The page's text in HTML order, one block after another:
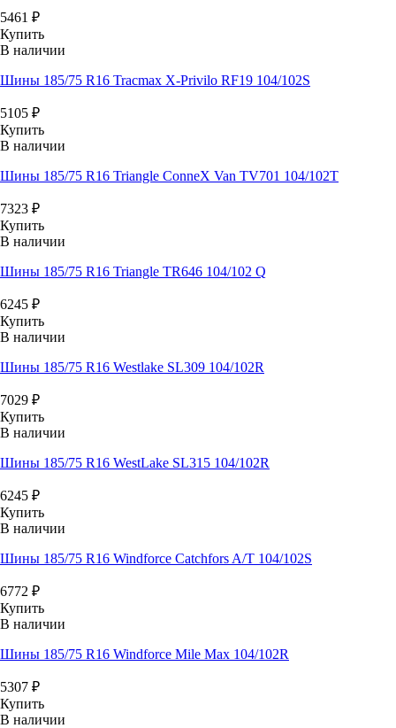
5461 ₽
Купить
В наличии
Шины 185/75 R16 Tracmax X-Privilo RF19 104/102S
5105 ₽
Купить
В наличии
Шины 185/75 R16 Triangle ConneX Van TV701 104/102T
7323 ₽
Купить
В наличии
Шины 185/75 R16 Triangle TR646 104/102 Q
6245 ₽
Купить
В наличии
Шины 185/75 R16 Westlake SL309 104/102R
7029 ₽
Купить
В наличии
Шины 185/75 R16 WestLake SL315 104/102R
6245 ₽
Купить
В наличии
Шины 185/75 R16 Windforce Catchfors A/T 104/102S
6772 ₽
Купить
В наличии
Шины 185/75 R16 Windforce Mile Max 104/102R
5307 ₽
Купить
В наличии